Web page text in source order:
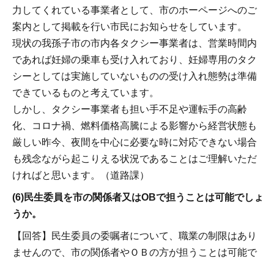
力してくれている事業者として、市のホーページへのご
案内として掲載を行い市民にお知らせをしています。
現状の我孫子市の市内各タクシー事業者は、営業時間内
であれば妊婦の乗車も受け入れており、妊婦専用のタク
シーとしては実施していないものの受け入れ態勢は準備
できているものと考えています。
しかし、タクシー事業者も担い手不足や運転手の高齢
化、コロナ禍、燃料価格高騰による影響から経営状態も
厳しい昨今、夜間を中心に必要な時に対応できない場合
も残念ながら起こりえる状況であることはご理解いただ
ければと思います。（道路課）
(6)民生委員を市の関係者又はOBで担うことは可能でしょ
うか。
【回答】民生委員の委嘱者について、職業の制限はあり
ませんので、市の関係者やＯＢの方が担うことは可能で